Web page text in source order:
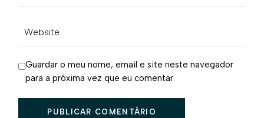
Guardar o meu nome, email e site neste navegador
para a próxima vez que eu comentar.
PUBLICAR COMENTÁRIO